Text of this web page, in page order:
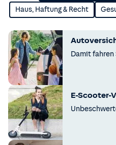
Haus, Haftung & Recht
Damit fahren
E-Scooter-